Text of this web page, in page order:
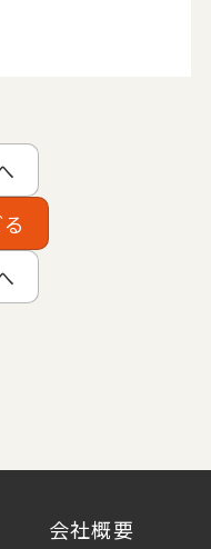
会社概要